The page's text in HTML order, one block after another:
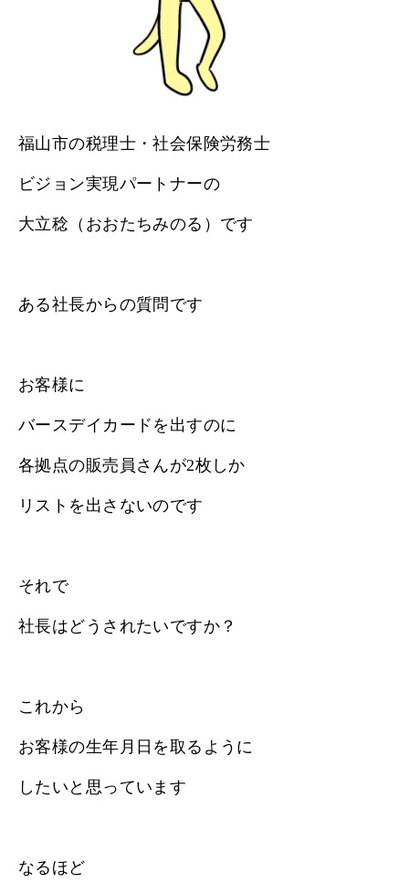
福山市の税理士・社会保険労務士
ビジョン実現パートナーの
大立稔（おおたちみのる）です
ある社長からの質問です
お客様に
バースデイカードを出すのに
各拠点の販売員さんが2枚しか
リストを出さないのです
それで
社長はどうされたいですか？
これから
お客様の生年月日を取るように
したいと思っています
なるほど